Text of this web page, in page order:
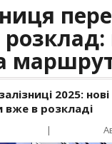
розклад:
2025:
вже в розкладі
|